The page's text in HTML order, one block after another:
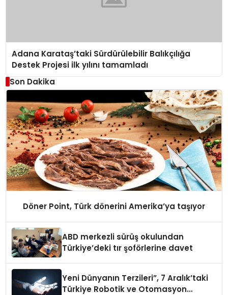
Adana Karataş’taki Sürdürülebilir Balıkçılığa
Destek Projesi ilk yılını tamamladı
Son Dakika
Döner Point, Türk dönerini Amerika’ya taşıyor
ABD merkezli sürüş okulundan
Türkiye’deki tır şoförlerine davet
Yeni Dünyanın Terzileri”, 7 Aralık’taki
Türkiye Robotik ve Otomasyon